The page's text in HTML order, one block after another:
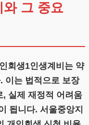
와 그 중요
회생1인생계비는 약
이는 법적으로 보장
, 실제 재정적 어려움
됩니다. 서울중앙지